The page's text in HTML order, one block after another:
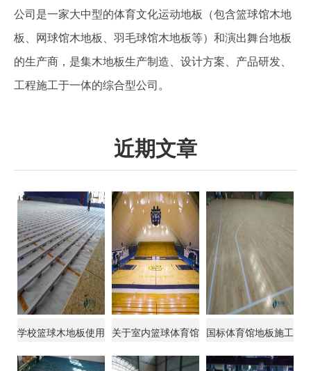
公司是一家大中型的体育文化运动地板（包含篮球馆木地
板、网球馆木地板、羽毛球馆木地板等）和演出舞台地板
的生产商，是集木地板生产制造、设计方案、产品研发、
工程施工于一体的综合型公司。
近期文章
学校篮球木地板使用 关于室内篮球体育馆 国标体育馆地板施工